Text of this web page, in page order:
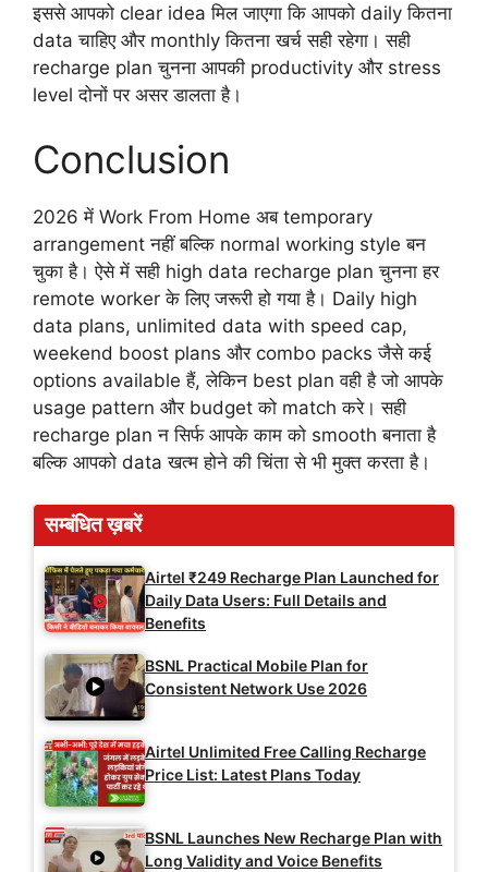
इससे आपको clear idea मिल जाएगा कि आपको daily कितना
data चाहिए और monthly कितना खर्च सही रहेगा। सही
recharge plan चुनना आपकी productivity और stress
level दोनों पर असर डालता है।
Conclusion
2026 में Work From Home अब temporary
arrangement नहीं बल्कि normal working style बन
चुका है। ऐसे में सही high data recharge plan चुनना हर
remote worker के लिए जरूरी हो गया है। Daily high
data plans, unlimited data with speed cap,
weekend boost plans और combo packs जैसे कई
options available हैं, लेकिन best plan वही है जो आपके
usage pattern और budget को match करे। सही
recharge plan न सिर्फ आपके काम को smooth बनाता है
बल्कि आपको data खत्म होने की चिंता से भी मुक्त करता है।
सम्बंधित ख़बरें
Airtel ₹249 Recharge Plan Launched for
Daily Data Users: Full Details and
Benefits
BSNL Practical Mobile Plan for
Consistent Network Use 2026
Airtel Unlimited Free Calling Recharge
Price List: Latest Plans Today
BSNL Launches New Recharge Plan with
Long Validity and Voice Benefits